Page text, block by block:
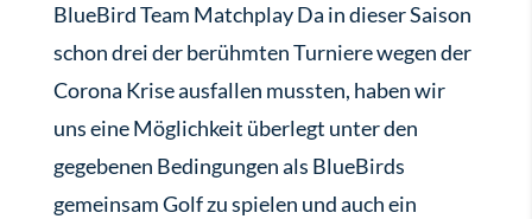
BlueBird Team Matchplay Da in dieser Saison
schon drei der berühmten Turniere wegen der
Corona Krise ausfallen mussten, haben wir
uns eine Möglichkeit überlegt unter den
gegebenen Bedingungen als BlueBirds
gemeinsam Golf zu spielen und auch ein